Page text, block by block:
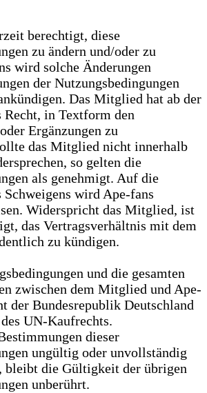
berechtigt, diese
zu ändern und/oder zu
wird solche Änderungen
der Nutzungsbedingungen
Das Mitglied hat ab der
Recht, in Textform den
Ergänzungen zu
das Mitglied nicht innerhalb
so gelten die
als genehmigt. Auf die
Schweigens wird Ape-fans
Widerspricht das Mitglied, ist
das Vertragsverhältnis mit dem
zu kündigen.
und die gesamten
zwischen dem Mitglied und Ape-
der Bundesrepublik Deutschland
UN-Kaufrechts.
dieser
ungültig oder unvollständig
bleibt die Gültigkeit der übrigen
unberührt.